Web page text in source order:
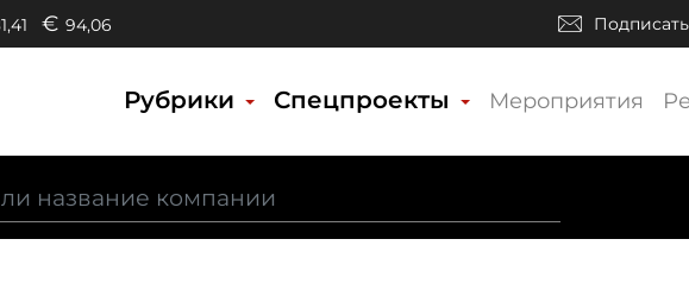
€ 94,06
Рубрики Спецпроекты Мероприятия